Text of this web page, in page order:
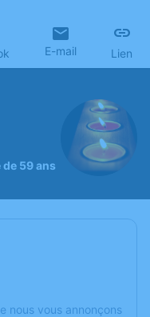
E-mail Lien
59 ans
nous vous annonçons